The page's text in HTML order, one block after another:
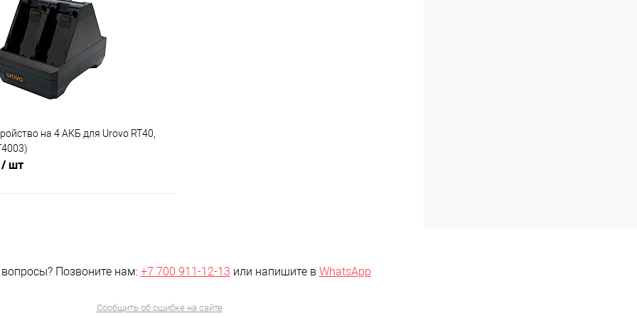
Сравнение
Под заказ, уточняйте
цену!
на 4 АКБ для Urovo RT40,
/ шт
Сравнение
Позвоните нам: +7 700 911-12-13 или напишите в WhatsApp
Сообщить об ошибке на сайте